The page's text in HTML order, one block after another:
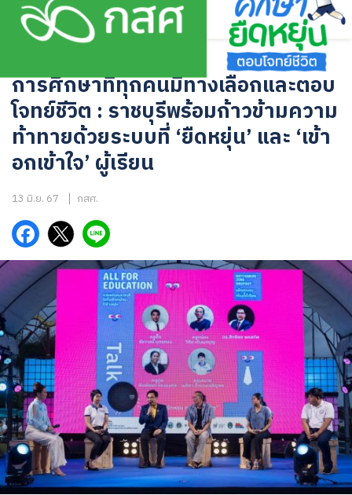
Skip
การศึกษาที่ทุกคนมีทางเลือกและตอบ
โจทย์ชีวิต : ราชบุรีพร้อมก้าวข้ามความ
ท้าทายด้วยระบบที่ ‘ยืดหยุ่น’ และ ‘เข้า
อกเข้าใจ’ ผู้เรียน
13 มิ.ย. 67 กสศ.